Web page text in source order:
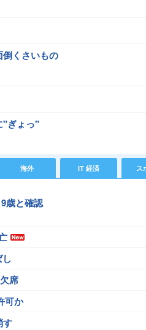
くさいもの
"ぎょっ"
海外 IT 経済 ス
歳と確認
席
可か
す